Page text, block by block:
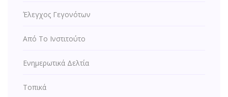
Έλεγχος Γεγονότων
Από Το Ινστιτούτο
Ενημερωτικά Δελτία
Τοπικά